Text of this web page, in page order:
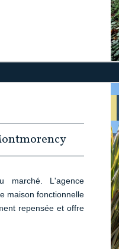
L'agence
maison fonctionnelle
repensée et offre